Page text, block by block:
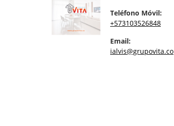
Teléfono Móvil:
+573103526848
Email:
ialvis@grupovita.co